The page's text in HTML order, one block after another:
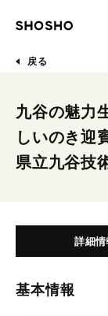
戻る
九谷の魅
しいのき迎
県立九谷技
詳細情
基本情報